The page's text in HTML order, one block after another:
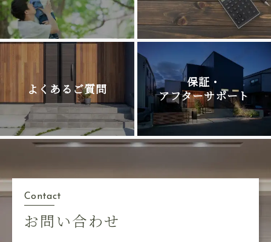
よくあるご質問
保証・
アフターサポート
Contact
お問い合わせ